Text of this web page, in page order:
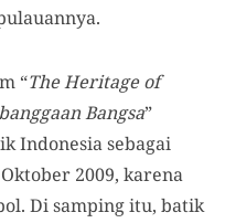
“The Heritage of
Bangsa”
Indonesia sebagai
2009, karena
Di samping itu, batik